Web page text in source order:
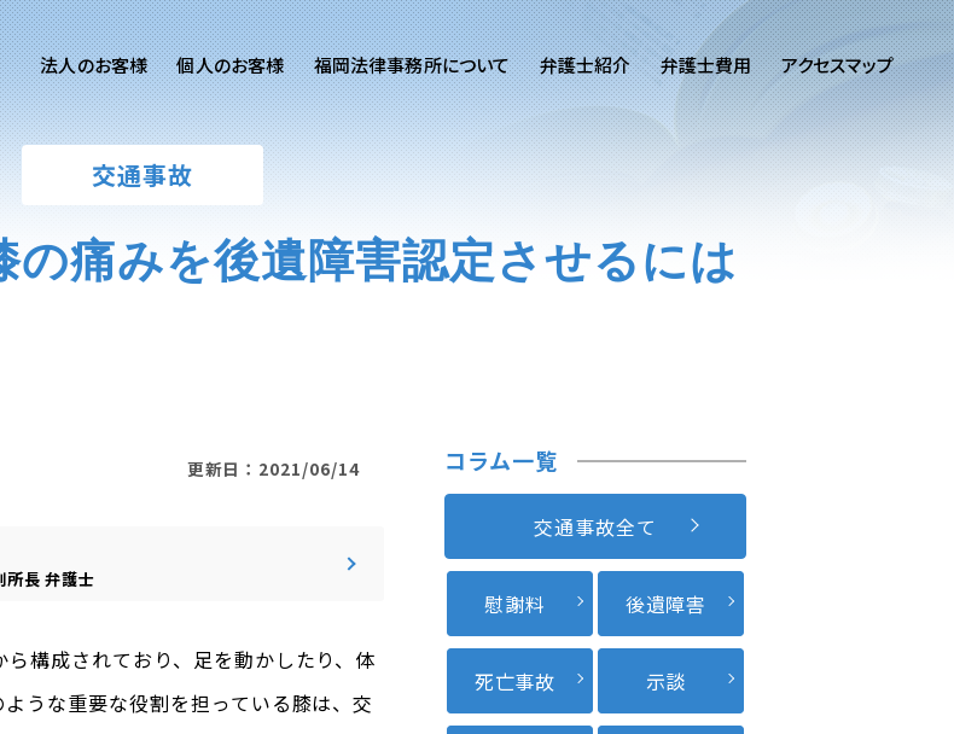
法人のお客様
労務専用サイト
個人のお客様
様ご相談
刑事事件
福岡法律事務所について 弁護士紹介 弁護士費用 アクセスマップ
交通事故
の痛みを後遺障害認定させるには
更新日：2021/06/14
所長 弁護士
構成されており、足を動かしたり、体
うな重要な役割を担っている膝は、交
コラム一覧
交通事故全て
慰謝料 後遺障害
死亡事故 示談